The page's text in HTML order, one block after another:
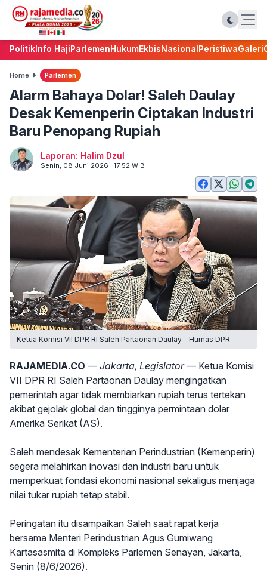
PolitikInfo HajiParlemenHukumEkbisNasionalPeristiwaGaleri
Home Parlemen
Alarm Bahaya Dolar! Saleh Daulay
Desak Kemenperin Ciptakan Industri
Baru Penopang Rupiah
Laporan: Halim Dzul
Senin, 08 Juni 2026 | 17:52 WIB
Ketua Komisi VII DPR RI Saleh Partaonan Daulay - Humas DPR -
RAJAMEDIA.CO — Jakarta, Legislator —Ketua Komisi
VII DPR RI Saleh Partaonan Daulay mengingatkan
pemerintah agar tidak membiarkan rupiah terus tertekan
akibat gejolak global dan tingginya permintaan dolar
Amerika Serikat (AS).
Saleh mendesak Kementerian Perindustrian (Kemenperin)
segera melahirkan inovasi dan industri baru untuk
memperkuat fondasi ekonomi nasional sekaligus menjaga
nilai tukar rupiah tetap stabil.
Peringatan itu disampaikan Saleh saat rapat kerja
bersama Menteri Perindustrian Agus Gumiwang
Kartasasmita di Kompleks Parlemen Senayan, Jakarta,
Senin (8/6/2026).